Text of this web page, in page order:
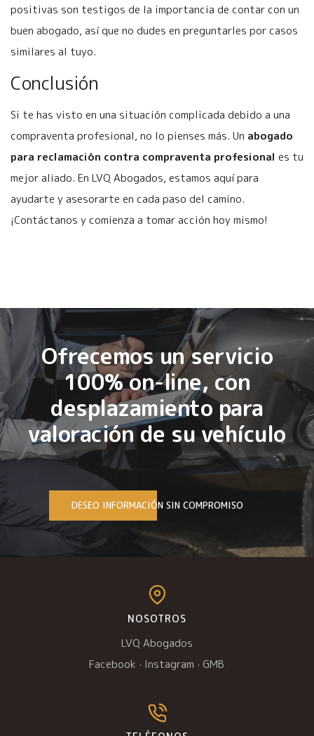
positivas son testigos de la importancia de contar con un
buen abogado, así que no dudes en preguntarles por casos
similares al tuyo.
Conclusión
Si te has visto en una situación complicada debido a una
compraventa profesional, no lo pienses más. Un abogado
para reclamación contra compraventa profesional es tu
mejor aliado. En LVQ Abogados, estamos aquí para
ayudarte y asesorarte en cada paso del camino.
¡Contáctanos y comienza a tomar acción hoy mismo!
Ofrecemos un servicio
100% on-line, con
desplazamiento para
valoración de su vehículo
DESEO INFORMACIÓN SIN COMPROMISO
NOSOTROS
LVQ Abogados
Facebook · Instagram · GMB